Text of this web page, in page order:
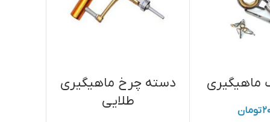
ماهیگیری
تومان
دسته چرخ ماهیگیری
طلایی